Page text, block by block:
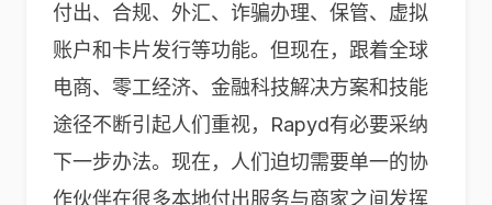
付出、合规、外汇、诈骗办理、保管、虚拟
账户和卡片发行等功能。但现在，跟着全球
电商、零工经济、金融科技解决方案和技能
途径不断引起人们重视，Rapyd有必要采纳
下一步办法。现在，人们迫切需要单一的协
作伙伴在很多本地付出服务与商家之间发挥